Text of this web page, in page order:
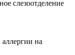
слезоотделение
на